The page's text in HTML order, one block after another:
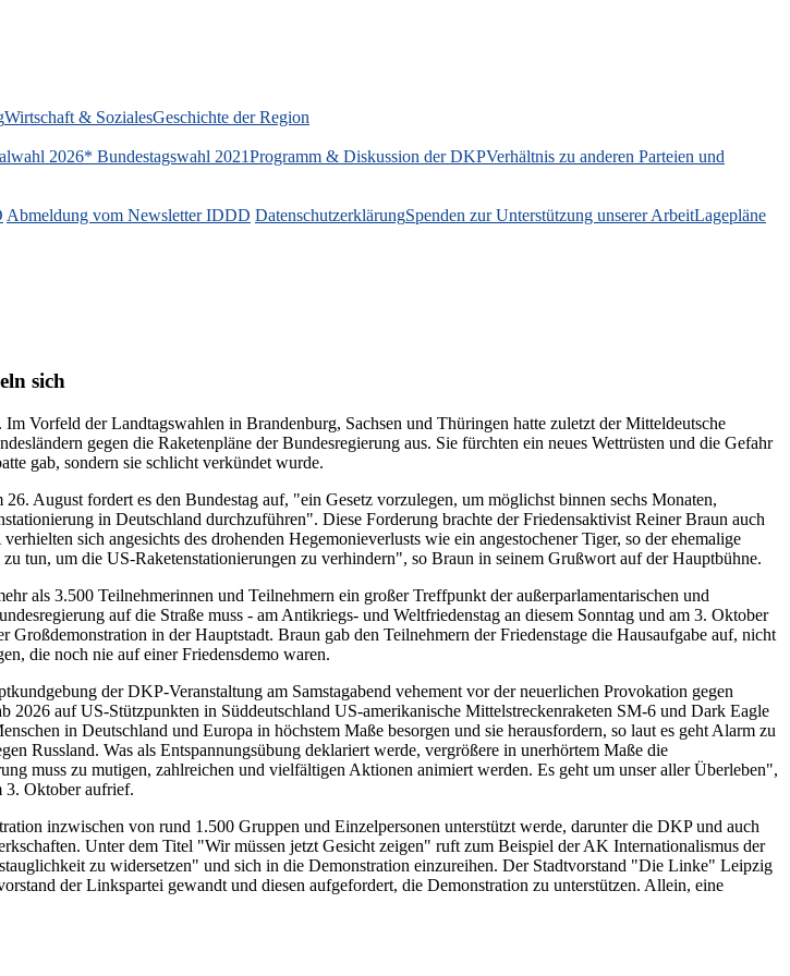
Wirtschaft & SozialesGeschichte der Region
2026* Bundestagswahl 2021Programm & Diskussion der DKPVerhältnis zu anderen Parteien und
Abmeldung vom Newsletter IDDD DatenschutzerklärungSpenden zur Unterstützung unserer ArbeitLagepläne
sich
Vorfeld der Landtagswahlen in Brandenburg, Sachsen und Thüringen hatte zuletzt der Mitteldeutsche
gegen die Raketenpläne der Bundesregierung aus. Sie fürchten ein neues Wettrüsten und die Gefahr
gab, sondern sie schlicht verkündet wurde.
August fordert es den Bundestag auf, "ein Gesetz vorzulegen, um möglichst binnen sechs Monaten,
in Deutschland durchzuführen". Diese Forderung brachte der Friedensaktivist Reiner Braun auch
sich angesichts des drohenden Hegemonieverlusts wie ein angestochener Tiger, so der ehemalige
tun, um die US-Raketenstationierungen zu verhindern", so Braun in seinem Grußwort auf der Hauptbühne.
als 3.500 Teilnehmerinnen und Teilnehmern ein großer Treffpunkt der außerparlamentarischen und
auf die Straße muss - am Antikriegs- und Weltfriedenstag an diesem Sonntag und am 3. Oktober
in der Hauptstadt. Braun gab den Teilnehmern der Friedenstage die Hausaufgabe auf, nicht
die noch nie auf einer Friedensdemo waren.
der DKP-Veranstaltung am Samstagabend vehement vor der neuerlichen Provokation gegen
auf US-Stützpunkten in Süddeutschland US-amerikanische Mittelstreckenraketen SM-6 und Dark Eagle
in Deutschland und Europa in höchstem Maße besorgen und sie herausfordern, so laut es geht Alarm zu
Russland. Was als Entspannungsübung deklariert werde, vergrößere in unerhörtem Maße die
muss zu mutigen, zahlreichen und vielfältigen Aktionen animiert werden. Es geht um unser aller Überleben",
3. Oktober aufrief.
inzwischen von rund 1.500 Gruppen und Einzelpersonen unterstützt werde, darunter die DKP und auch
Unter dem Titel "Wir müssen jetzt Gesicht zeigen" ruft zum Beispiel der AK Internationalismus der
zu widersetzen" und sich in die Demonstration einzureihen. Der Stadtvorstand "Die Linke" Leipzig
der Linkspartei gewandt und diesen aufgefordert, die Demonstration zu unterstützen. Allein, eine